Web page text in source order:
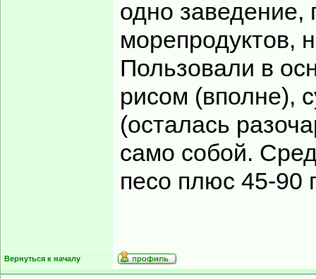
одно заведение,
морепродуктов,
Пользовали в
рисом (вполне),
(осталась
само собой.
песо плюс 45-90
Вернуться к началу